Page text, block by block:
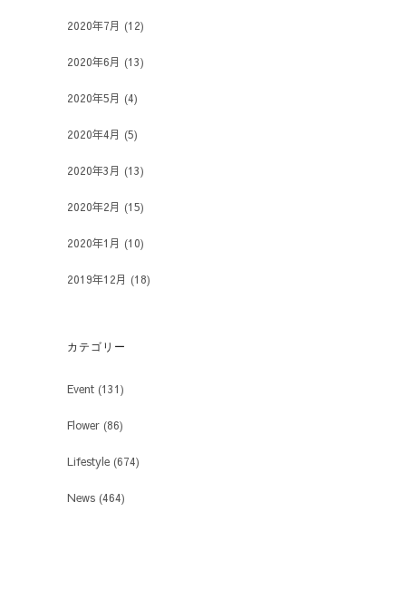
2020年7月 (12)
2020年6月 (13)
2020年5月 (4)
2020年4月 (5)
2020年3月 (13)
2020年2月 (15)
2020年1月 (10)
2019年12月 (18)
カテゴリー
Event (131)
Flower (86)
Lifestyle (674)
News (464)